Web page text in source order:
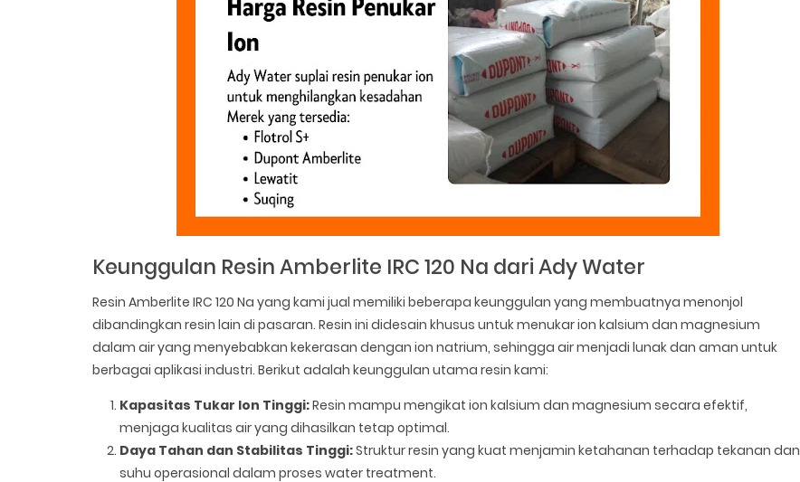
Keunggulan Resin Amberlite IRC 120 Na dari Ady Water
Resin Amberlite IRC 120 Na yang kami jual memiliki beberapa keunggulan yang membuatnya menonjol
dibandingkan resin lain di pasaran. Resin ini didesain khusus untuk menukar ion kalsium dan magnesium
dalam air yang menyebabkan kekerasan dengan ion natrium, sehingga air menjadi lunak dan aman untuk
berbagai aplikasi industri. Berikut adalah keunggulan utama resin kami:
Kapasitas Tukar Ion Tinggi:Resin mampu mengikat ion kalsium dan magnesium secara efektif,
menjaga kualitas air yang dihasilkan tetap optimal.
Daya Tahan dan Stabilitas Tinggi:Struktur resin yang kuat menjamin ketahanan terhadap tekanan dan
suhu operasional dalam proses water treatment.